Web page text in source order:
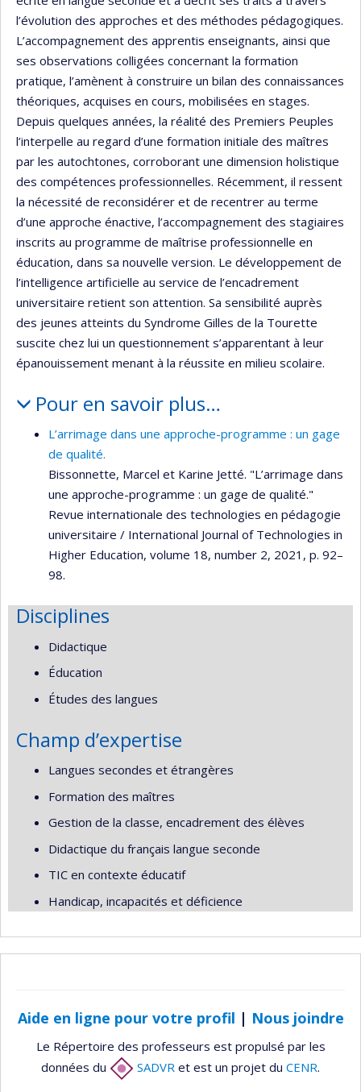
l’évolution des approches et des méthodes pédagogiques.
L’accompagnement des apprentis enseignants, ainsi que
ses observations colligées concernant la formation
pratique, l’amènent à construire un bilan des connaissances
théoriques, acquises en cours, mobilisées en stages.
Depuis quelques années, la réalité des Premiers Peuples
l’interpelle au regard d’une formation initiale des maîtres
par les autochtones, corroborant une dimension holistique
des compétences professionnelles. Récemment, il ressent
la nécessité de reconsidérer et de recentrer au terme
d’une approche énactive, l’accompagnement des stagiaires
inscrits au programme de maîtrise professionnelle en
éducation, dans sa nouvelle version. Le développement de
l’intelligence artificielle au service de l’encadrement
universitaire retient son attention. Sa sensibilité auprès
des jeunes atteints du Syndrome Gilles de la Tourette
suscite chez lui un questionnement s’apparentant à leur
épanouissement menant à la réussite en milieu scolaire.
Pour en savoir plus…
L’arrimage dans une approche-programme : un gage
de qualité.
Bissonnette, Marcel et Karine Jetté. "L’arrimage dans
une approche-programme : un gage de qualité."
Revue internationale des technologies en pédagogie
universitaire / International Journal of Technologies in
Higher Education, volume 18, number 2, 2021, p. 92–
98.
Disciplines
Didactique
Éducation
Études des langues
Champ d’expertise
Langues secondes et étrangères
Formation des maîtres
Gestion de la classe, encadrement des élèves
Didactique du français langue seconde
TIC en contexte éducatif
Handicap, incapacités et déficience
Aide en ligne pour votre profil | Nous joindre
Le Répertoire des professeurs est propulsé par les
données du
SADVR et est un projet du CENR.